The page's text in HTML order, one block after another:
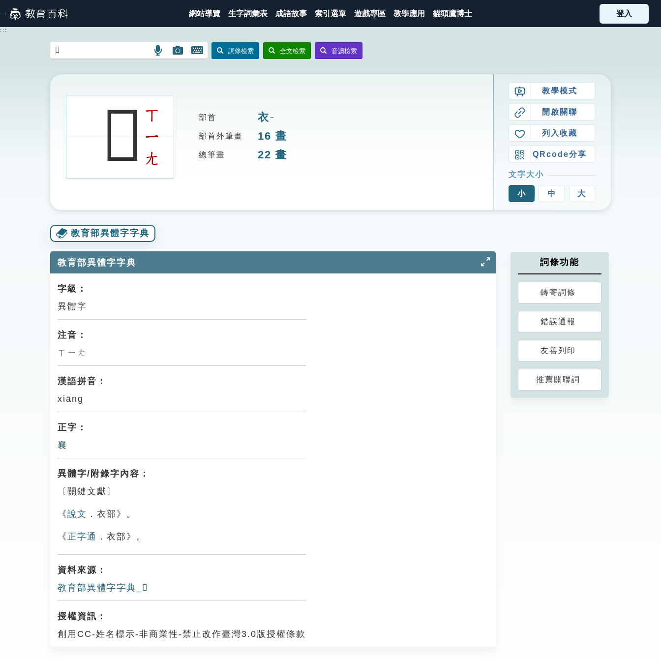
到
主
::: 網站導覽 生字詞彙表 成語故事 索引選單 遊戲專區 教學應用 貓頭鷹博士 登入
:::
語
搜
圖
示
圖
搜
開
鍵
詞條檢索 全文檢索 音讀檢索
𧞻ㄒ
ㄧ
ㄤ
部首 衣 ㄧ
部首外筆畫 16 畫
總筆畫 22 畫
教學模式
開啟關聯
列入收藏
QRcode分享
文字大小
小 中 大
教育部異體字字典
教育部異體字字典
字級：
異體字
注音：
ㄒㄧㄤ
漢語拼音：
xiāng
正字：
襄
異體字/附錄字內容：
〔關鍵文獻〕
《說文 ．衣部》。
《 正字通 ．衣部》。
資料來源：
教育部異體字字典_𧞻
授權資訊：
創用CC-姓名標示-非商業性-禁止改作臺灣3.0版授權條款
詞條功能
轉寄詞條
錯誤通報
友善列印
推薦關聯詞